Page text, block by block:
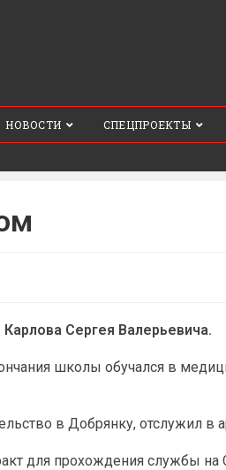
НОВОСТИ СПЕЦПРОЕКТЫ
Сергея Валерьевича.
школы обучался в
в Добрянку, отслужил в
для прохождения службы